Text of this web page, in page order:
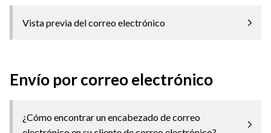
Vista previa del correo electrónico
Envío por correo electrónico
¿Cómo encontrar un encabezado de correo